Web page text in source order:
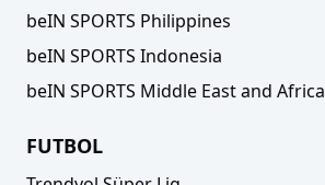
beIN SPORTS Philippines
beIN SPORTS Indonesia
beIN SPORTS Middle East and Africa
FUTBOL